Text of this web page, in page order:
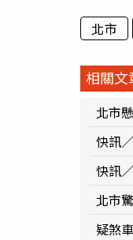
北市
相關文
北市
快訊
快訊
北市
疑煞